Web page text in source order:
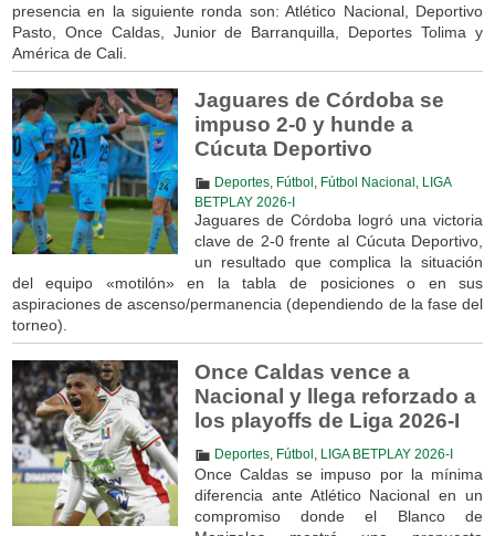
presencia en la siguiente ronda son: Atlético Nacional, Deportivo
Pasto, Once Caldas, Junior de Barranquilla, Deportes Tolima y
América de Cali.
Jaguares de Córdoba se
impuso 2-0 y hunde a
Cúcuta Deportivo
Deportes, Fútbol Fútbol Nacional
LIGA
BETPLAY 2026-I
Jaguares de Córdoba logró una victoria
clave de 2-0 frente al Cúcuta Deportivo,
un resultado que complica la situación
del equipo «motilón» en la tabla de posiciones o en sus
aspiraciones de ascenso/permanencia (dependiendo de la fase del
torneo).
Once Caldas vence a
Nacional y llega reforzado a
los playoffs de Liga 2026-I
Deportes, Fútbol LIGA BETPLAY 2026-I
Once Caldas se impuso por la mínima
diferencia ante Atlético Nacional en un
compromiso donde el Blanco de